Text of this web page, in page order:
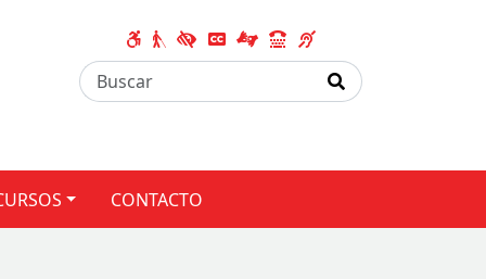
CONTACTO